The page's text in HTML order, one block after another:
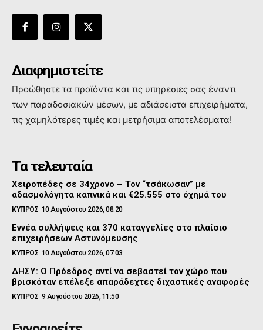
Διαφημιστείτε
Προώθηστε τα προϊόντα και τις υπηρεσιες σας έναντι
των παραδοσιακών μέσων, με αδιάσειστα επιχειρήματα,
τις χαμηλότερες τιμές και μετρήσιμα αποτελέσματα!
Τα τελευταία
Χειροπέδες σε 34χρονο – Τον “τσάκωσαν” με
αδασμολόγητα καπνικά και €25.555 στο όχημά του
ΚΥΠΡΟΣ 10 Αυγούστου 2026, 08:20
Εννέα συλλήψεις και 370 καταγγελίες στο πλαίσιο
επιχειρήσεων Αστυνόμευσης
ΚΥΠΡΟΣ 10 Αυγούστου 2026, 07:03
ΔΗΣΥ: Ο Πρόεδρος αντί να σεβαστεί τον χώρο που
βρισκόταν επέλεξε απαράδεχτες διχαστικές αναφορές
ΚΥΠΡΟΣ 9 Αυγούστου 2026, 11:50